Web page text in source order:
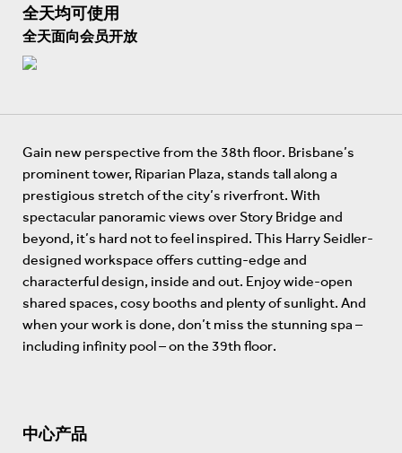
全天均可使用
全天面向会员开放
Gain new perspective from the 38th floor. Brisbane’s
prominent tower, Riparian Plaza, stands tall along a
prestigious stretch of the city’s riverfront. With
spectacular panoramic views over Story Bridge and
beyond, it’s hard not to feel inspired. This Harry Seidler-
designed workspace offers cutting-edge and
characterful design, inside and out. Enjoy wide-open
shared spaces, cosy booths and plenty of sunlight. And
when your work is done, don’t miss the stunning spa –
including infinity pool – on the 39th floor.
中心产品